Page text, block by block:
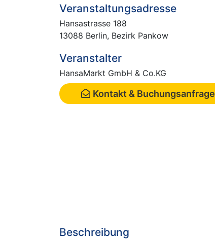
Veranstaltungsadresse
Hansastrasse 188
13088 Berlin, Bezirk Pankow
Veranstalter
HansaMarkt GmbH & Co.KG
Kontakt & Buchungsanfrage
Beschreibung